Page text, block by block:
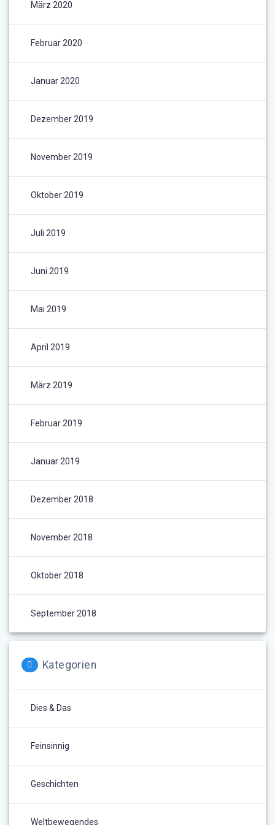
März 2020
Februar 2020
Januar 2020
Dezember 2019
November 2019
Oktober 2019
Juli 2019
Juni 2019
Mai 2019
April 2019
März 2019
Februar 2019
Januar 2019
Dezember 2018
November 2018
Oktober 2018
September 2018
Kategorien
Dies & Das
Feinsinnig
Geschichten
Weltbewegendes